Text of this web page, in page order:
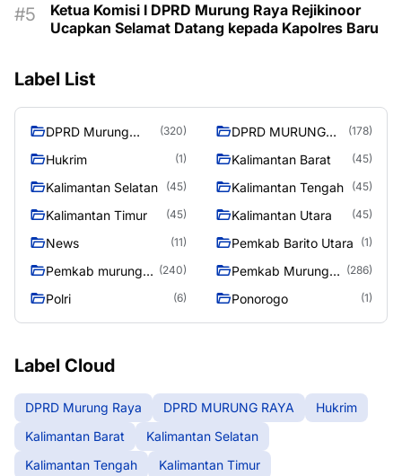
Ketua Komisi I DPRD Murung Raya Rejikinoor
Ucapkan Selamat Datang kepada Kapolres Baru
Label List
DPRD Murung
(320)
DPRD MURUNG
(178)
Hukrim (1) Kalimantan Barat (45)
Kalimantan Selatan (45) Kalimantan Tengah (45)
Kalimantan Timur (45) Kalimantan Utara (45)
News (11) Pemkab Barito Utara (1)
Pemkab murung
(240)
Pemkab Murung
(286)
Polri (6) Ponorogo (1)
Label Cloud
DPRD Murung Raya DPRD MURUNG RAYA
Hukrim
Kalimantan Barat
Kalimantan Selatan
Kalimantan Tengah
Kalimantan Timur